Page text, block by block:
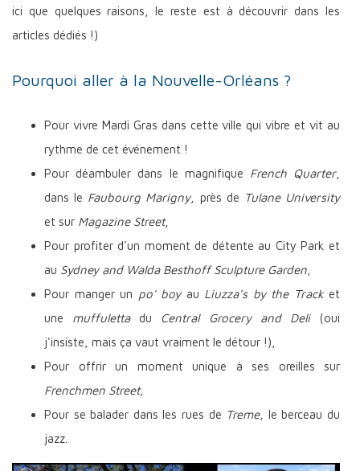
ici que quelques raisons, le reste est à découvrir dans les
articles dédiés !)
Pourquoi aller à la Nouvelle-Orléans ?
Pour vivre Mardi Gras dans cette ville qui vibre et vit au
rythme de cet événement !
Pour déambuler dans le magnifique French Quarter,
dans le Faubourg Marigny, près de Tulane University
et sur Magazine Street,
Pour profiter d'un moment de détente au City Park et
au Sydney and Walda Besthoff Sculpture Garden
Pour manger un po' boyau Liuzza's by the Track et
une muffuletta du Central Grocery and Deli
(oui
j'insiste, mais ça vaut vraiment le détour !),
Pour offrir un moment unique à ses oreilles sur
Frenchmen Street,
Pour se balader dans les rues de Treme, le berceau du
jazz.